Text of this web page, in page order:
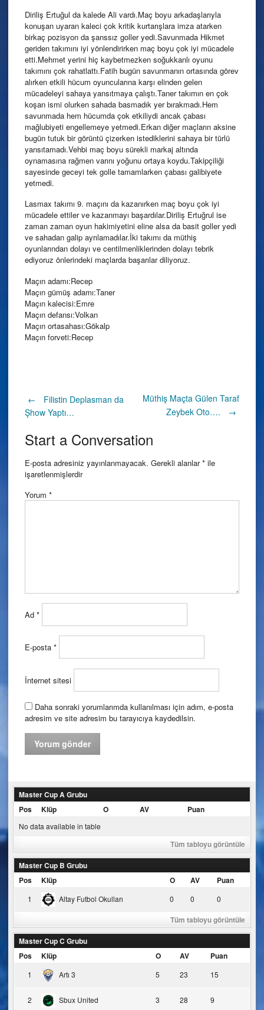
Diriliş Ertuğul da kalede Ali vardı.Maç boyu arkadaşlarıyla
konuşan uyaran kaleci çok kritik kurtarışlara imza atarken
birkaç pozisyon da şanssız goller yedi.Savunmada Hikmet
geriden takımını iyi yönlendirirken maç boyu çok iyi mücadele
etti.Mehmet yerini hiç kaybetmezken soğukkanlı oyunu
takımını çok rahatlattı.Fatih bugün savunmanın ortasında görev
alırken etkili hücum oyuncularına karşı elinden gelen
mücadeleyi sahaya yansıtmaya çalıştı.Taner takımın en çok
koşan ismi olurken sahada basmadık yer bırakmadı.Hem
savunmada hem hücumda çok etkiliydi ancak çabası
mağlubiyeti engellemeye yetmedi.Erkan diğer maçların aksine
bugün tutuk bir görüntü çizerken istediklerini sahaya bir türlü
yansıtamadı.Vehbi maç boyu sürekli markaj altında
oynamasına rağmen varını yoğunu ortaya koydu.Takipçiliği
sayesinde geceyi tek golle tamamlarken çabası galibiyete
yetmedi.
Lasmax takımı 9. maçını da kazanırken maç boyu çok iyi
mücadele ettiler ve kazanmayı başardılar.Diriliş Ertuğrul ise
zaman zaman oyun hakimiyetini eline alsa da basit goller yedi
ve sahadan galip ayrılamadılar.İki takımı da müthiş
oyunlarından dolayı ve centilmenliklerinden dolayı tebrik
ediyoruz önlerindeki maçlarda başarılar diliyoruz.
Maçın adamı:Recep
Maçın gümüş adamı:Taner
Maçın kalecisi:Emre
Maçın defansı:Volkan
Maçın ortasahası:Gökalp
Maçın forveti:Recep
Post
navigation
←
Filistin Deplasman da
Şhow Yaptı…
Müthiş Maçta Gülen Taraf
Zeybek Oto….
→
Start a Conversation
E-posta adresiniz yayınlanmayacak. Gerekli alanlar* ile
işaretlenmişlerdir
Yorum *
Ad *
E-posta *
İnternet sitesi
Daha sonraki yorumlarımda kullanılması için adım, e-posta
adresim ve site adresim bu tarayıcıya kaydedilsin.
Master Cup A Grubu
Pos
Klüp O AV Puan
No data available in table
Tüm tabloyu görüntüle
Master Cup B Grubu
Pos
Klüp O AV Puan
1 Altay Futbol Okulları 0 0 0
Tüm tabloyu görüntüle
Master Cup C Grubu
Pos
Klüp O AV Puan
1 Artı 3 5 23 15
2 Sbux United 3 28 9